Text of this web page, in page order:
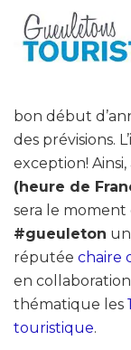
bon début
des prévisions.
exception!
(heure de
sera le moment
#gueuleton
réputée chaire
en
thématique les
touristique.